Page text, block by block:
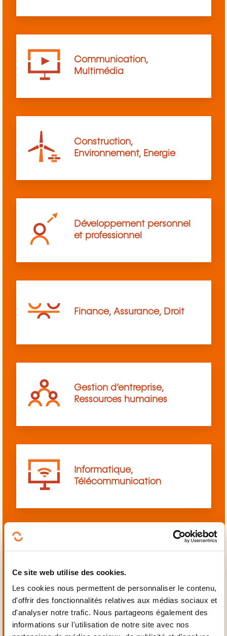
Ce site web utilise des cookies.
Les cookies nous permettent de personnaliser le contenu,
d'offrir des fonctionnalités relatives aux médias sociaux et
d'analyser notre trafic. Nous partageons également des
informations sur l'utilisation de notre site avec nos
Communication,
Multimédia
Construction,
Environnement, Energie
Développement personnel
et professionnel
Finance, Assurance, Droit
Gestion d’entreprise,
Ressources humaines
Informatique,
Télécommunication
Mécanique,